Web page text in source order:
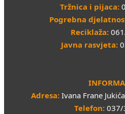
Tržnica i pijaca:
Pogrebna
Reciklaža:
Javna rasvjeta:
Adresa: Ivana Frane
Telefon: 037/